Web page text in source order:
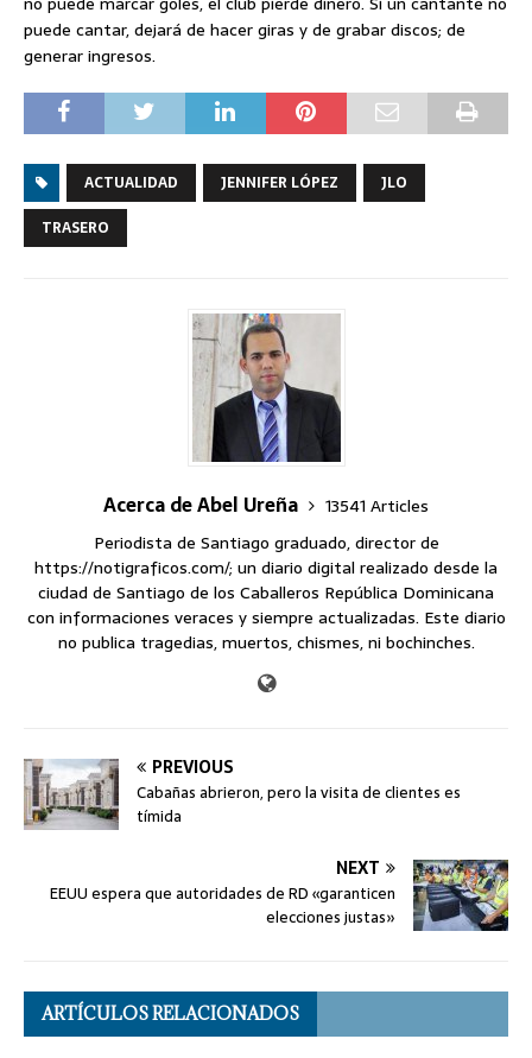
puede cantar, dejará de hacer giras y de grabar discos; de
generar ingresos.
ACTUALIDAD JENNIFER LÓPEZ
JLO
TRASERO
Acerca de Abel Ureña
13541 Articles
Periodista de Santiago graduado, director de
https://notigraficos.com/; un diario digital realizado desde la
ciudad de Santiago de los Caballeros República Dominicana
con informaciones veraces y siempre actualizadas. Este diario
no publica tragedias, muertos, chismes, ni bochinches.
PREVIOUS
Cabañas abrieron, pero la visita de clientes es
tímida
NEXT
EEUU espera que autoridades de RD «garanticen
elecciones justas»
ARTÍCULOS RELACIONADOS